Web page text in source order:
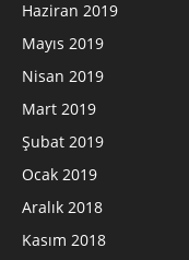
Haziran 2019
Mayıs 2019
Nisan 2019
Mart 2019
Şubat 2019
Ocak 2019
Aralık 2018
Kasım 2018